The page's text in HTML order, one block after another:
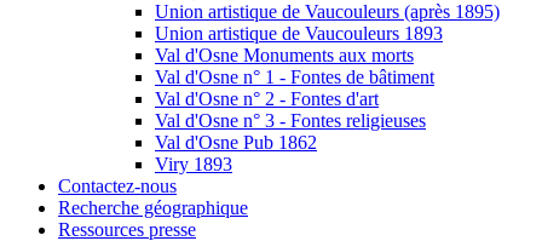
Union artistique de Vaucouleurs (après 1895)
Union artistique de Vaucouleurs 1893
Val d'Osne Monuments aux morts
Val d'Osne n° 1 - Fontes de bâtiment
Val d'Osne n° 2 - Fontes d'art
Val d'Osne n° 3 - Fontes religieuses
Val d'Osne Pub 1862
Viry 1893
Contactez-nous
Recherche géographique
Ressources presse